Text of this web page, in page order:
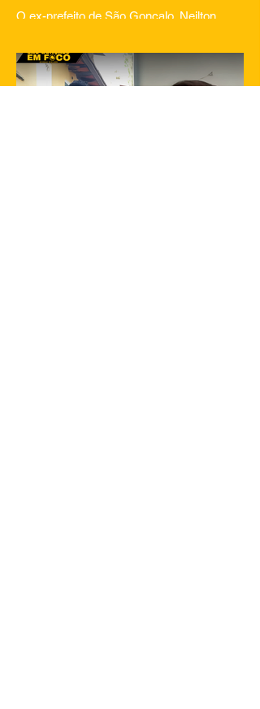
O ex-prefeito de São Gonçalo, Neilton
62 anos, em um hospital no Rio de
Janeiro. A informação...